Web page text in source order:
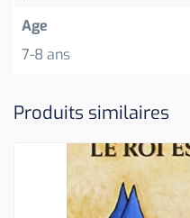
Age
7-8 ans
Produits similaires